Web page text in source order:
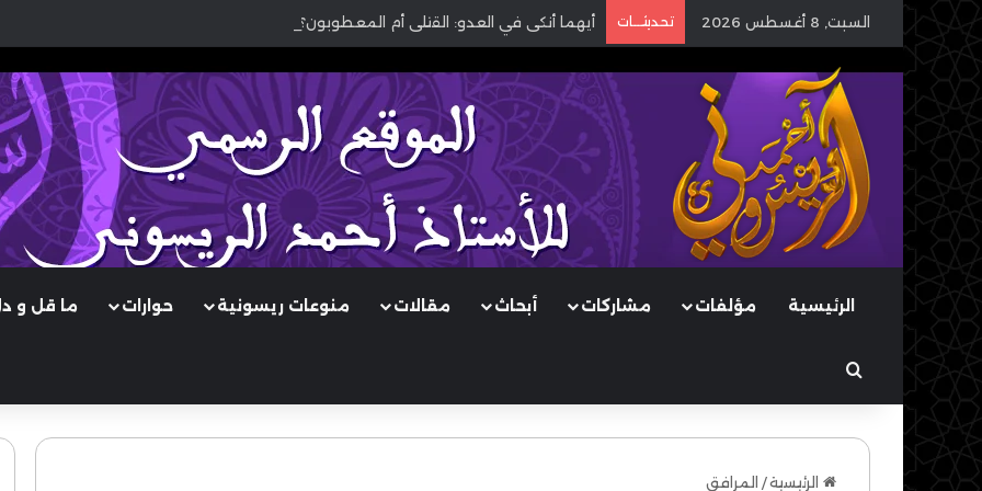
السبت, 8 أغسطس 2026 تحديثـــات أيهما أنكى في العدو: القتلى أم المعطوبون؟
الرئيسية مؤلفات مشاركات أبحاث مقالات منوعات ريسونية حوارات ما قل و
بحث عن
الرئيسية/ المرافق